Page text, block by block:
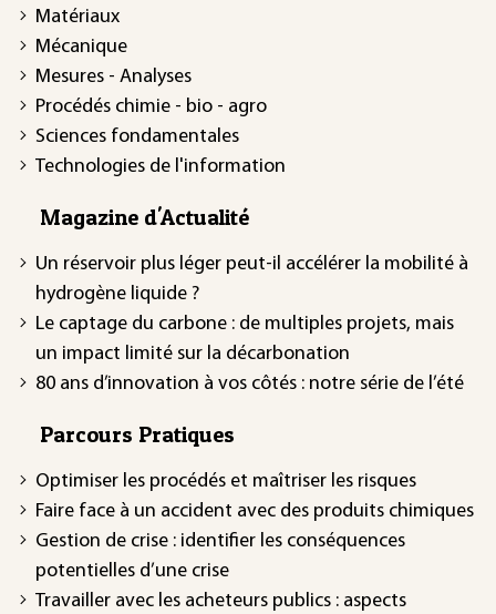
Matériaux
Mécanique
Mesures - Analyses
Procédés chimie - bio - agro
Sciences fondamentales
Technologies de l'information
Magazine d'Actualité
Un réservoir plus léger peut-il accélérer la mobilité à
hydrogène liquide ?
Le captage du carbone : de multiples projets, mais
un impact limité sur la décarbonation
80 ans d’innovation à vos côtés : notre série de l’été
Parcours Pratiques
Optimiser les procédés et maîtriser les risques
Faire face à un accident avec des produits chimiques
Gestion de crise : identifier les conséquences
potentielles d’une crise
Travailler avec les acheteurs publics : aspects